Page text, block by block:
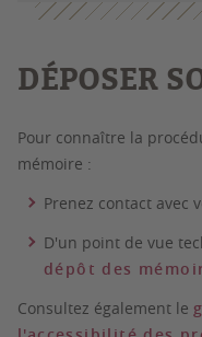
DÉPOSER
Pour connaître la
mémoire :
Prenez contact avec
D'un point de vue
dépôt des
Consultez également le